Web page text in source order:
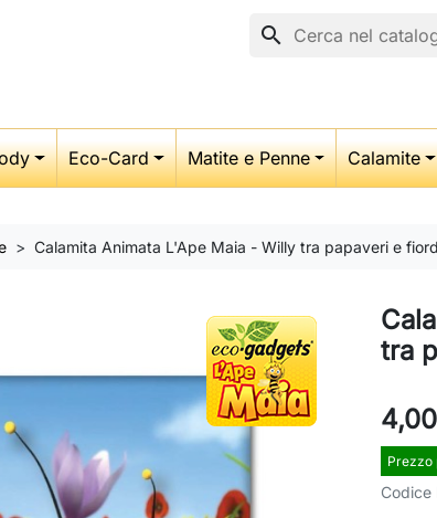
search
Eco-Card Matite e Penne Calamite
Calamita Animata L'Ape Maia - Willy tra papaveri e
tra
Prezzo
Codice